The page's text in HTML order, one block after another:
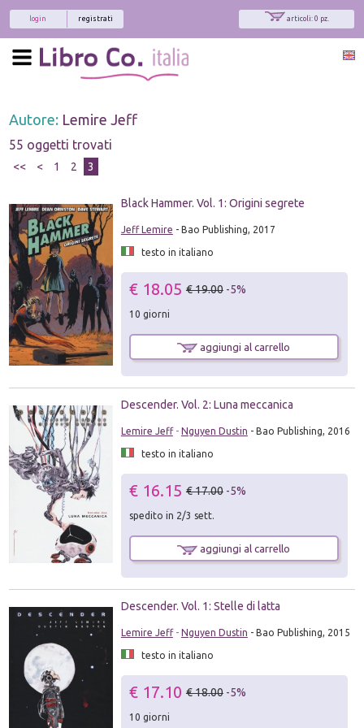
articoli: 0 pz.
registrati
login
Autore: Lemire Jeff
55 oggetti trovati
<< < 1 2 3
Black Hammer. Vol. 1: Origini segrete
Jeff Lemire - Bao Publishing, 2017
testo in italiano
€ 18.05 € 19.00 -5%
10 giorni
aggiungi al carrello
Descender. Vol. 2: Luna meccanica
Lemire Jeff- Nguyen Dustin - Bao Publishing, 2016
testo in italiano
€ 16.15 € 17.00 -5%
spedito in 2/3 sett.
aggiungi al carrello
Descender. Vol. 1: Stelle di latta
Lemire Jeff- Nguyen Dustin - Bao Publishing, 2015
testo in italiano
€ 17.10 € 18.00 -5%
10 giorni